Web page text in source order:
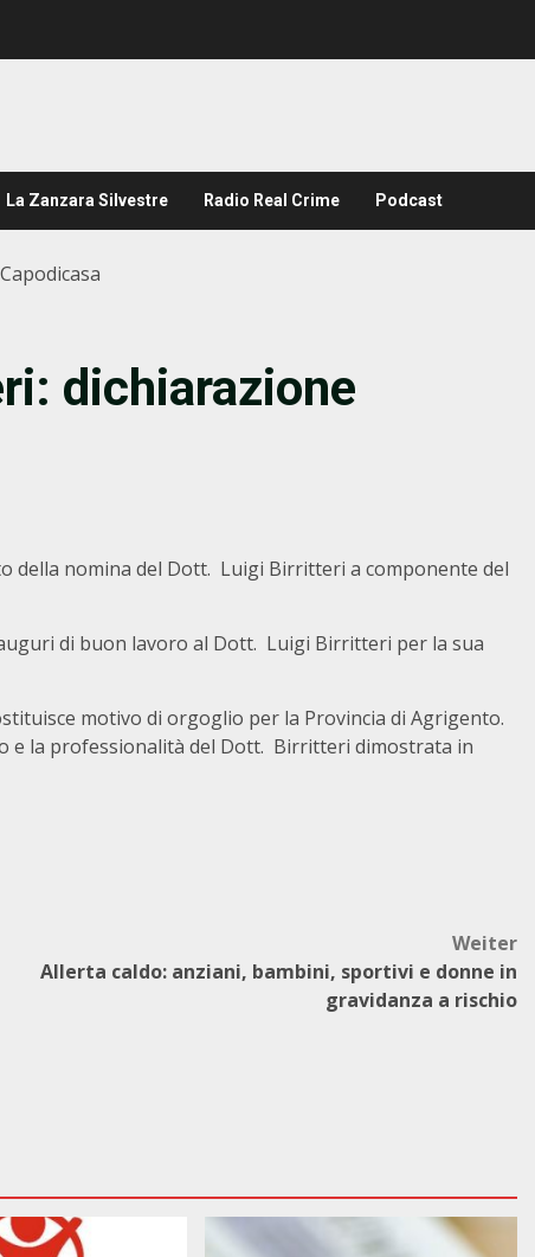
La Zanzara Silvestre Radio Real Crime Podcast
dichiarazione
della nomina del Dott. Luigi Birritteri a componente del
di buon lavoro al Dott. Luigi Birritteri per la sua
motivo di orgoglio per la Provincia di Agrigento.
e la professionalità del Dott. Birritteri dimostrata in
Weiter
Allerta caldo: anziani, bambini, sportivi e donne in
gravidanza a rischio